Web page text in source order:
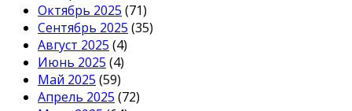
Октябрь 2025 (71)
Сентябрь 2025 (35)
Август 2025 (4)
Июнь 2025 (4)
Май 2025 (59)
Апрель 2025 (72)